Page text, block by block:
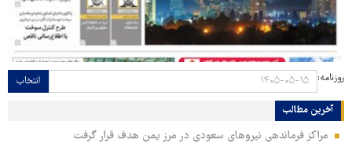
روزنامه: انتخاب
آخرین مطالب
مراکز فرماندهی نیروهای سعودی در مرز یمن هدف قرار گرفت